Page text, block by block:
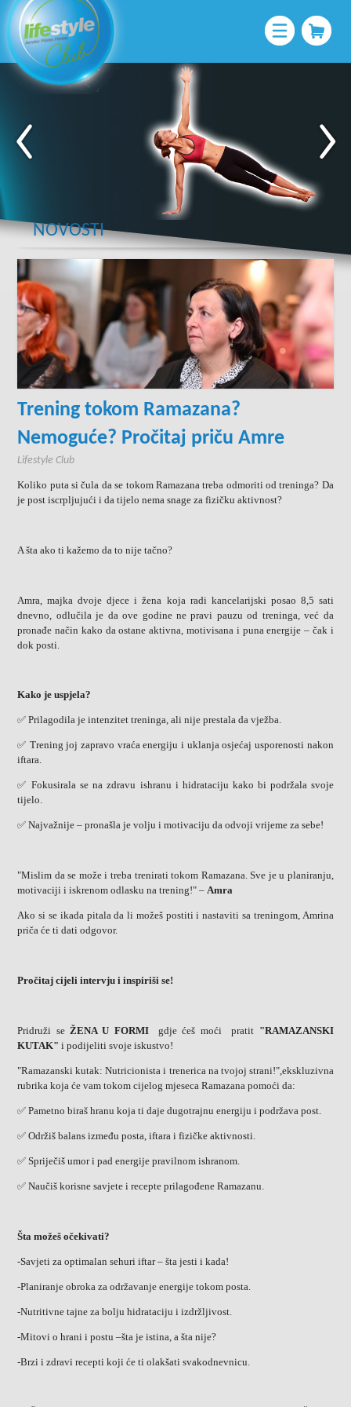
NOVOSTI
Trening tokom Ramazana?
Nemoguće? Pročitaj priču Amre
Lifestyle Club
Koliko puta si čula da se tokom Ramazana treba odmoriti od treninga? Da
je post iscrpljujući i da tijelo nema snage za fizičku aktivnost?
A šta ako ti kažemo da to nije tačno?
Amra, majka dvoje djece i žena koja radi kancelarijski posao 8,5 sati
dnevno, odlučila je da ove godine ne pravi pauzu od treninga, već da
pronađe način kako da ostane aktivna, motivisana i puna energije – čak i
dok posti.
Kako je uspjela?
✅ Prilagodila je intenzitet treninga, ali nije prestala da vježba.
✅ Trening joj zapravo vraća energiju i uklanja osjećaj usporenosti nakon
iftara.
✅ Fokusirala se na zdravu ishranu i hidrataciju kako bi podržala svoje
tijelo.
✅ Najvažnije – pronašla je volju i motivaciju da odvoji vrijeme za sebe!
"Mislim da se može i treba trenirati tokom Ramazana. Sve je u planiranju,
motivaciji i iskrenom odlasku na trening!" –Amra
Ako si se ikada pitala da li možeš postiti i nastaviti sa treningom, Amrina
priča će ti dati odgovor.
Pročitaj cijeli intervju i inspiriši se!
Pridruži se ŽENA U FORMIgdje ćeš moći pratit "RAMAZANSKI
KUTAK"i podijeliti svoje iskustvo!
"Ramazanski kutak: Nutricionista i trenerica na tvojoj strani!",ekskluzivna
rubrika koja će vam tokom cijelog mjeseca Ramazana pomoći da:
✅ Pametno biraš hranu koja ti daje dugotrajnu energiju i podržava post.
✅ Održiš balans između posta, iftara i fizičke aktivnosti.
✅ Spriječiš umor i pad energije pravilnom ishranom.
✅ Naučiš korisne savjete i recepte prilagođene Ramazanu.
Šta možeš očekivati?
-Savjeti za optimalan sehuri iftar – šta jesti i kada!
-Planiranje obroka za održavanje energije tokom posta.
-Nutritivne tajne za bolju hidrataciju i izdržljivost.
-Mitovi o hrani i postu –šta je istina, a šta nije?
-Brzi i zdravi recepti koji će ti olakšati svakodnevnicu.